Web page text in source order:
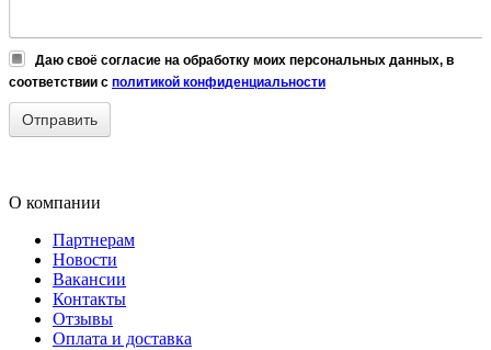
Даю своё согласие на обработку моих персональных данных, в
соответствии с политикой конфиденциальности
О компании
Партнерам
Новости
Вакансии
Контакты
Отзывы
Оплата и доставка